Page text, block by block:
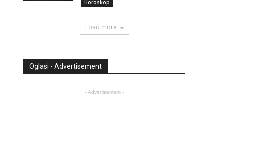
Horoskop
Load more
Oglasi - Advertisement
- Advertisement -